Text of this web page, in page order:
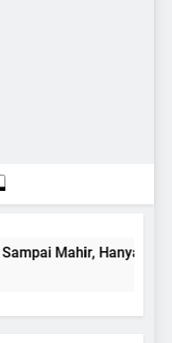
Mahir, Hanya